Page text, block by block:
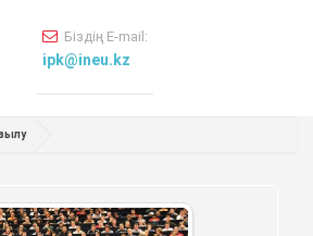
Біздің E-mail:
ipk@ineu.kz